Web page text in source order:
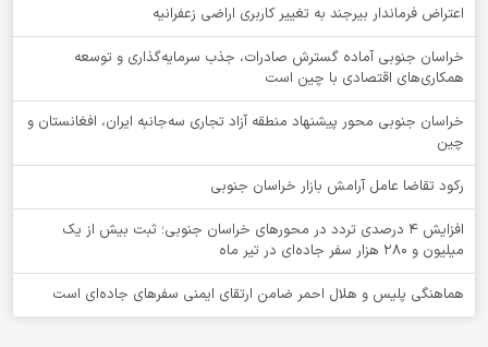
اعتراض فرماندار بیرجند به تغییر کاربری اراضی زعفرانیه
خراسان جنوبی آماده گسترش صادرات، جذب سرمایه‌گذاری و توسعه
همکاری‌های اقتصادی با چین است
خراسان جنوبی محور پیشنهاد منطقه آزاد تجاری سه‌جانبه ایران، افغانستان و
چین
رکود تقاضا عامل آرامش بازار خراسان جنوبی
افزایش 4 درصدی تردد در محورهای خراسان جنوبی؛ ثبت بیش از یک
میلیون و 280 هزار سفر جاده‌ای در تیر ماه
هماهنگی پلیس و هلال احمر ضامن ارتقای ایمنی سفرهای جاده‌ای است